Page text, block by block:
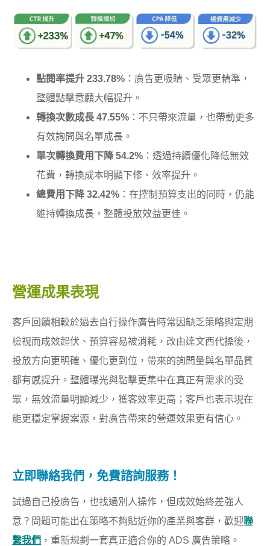
點閱率提升 233.78% ：廣告更吸睛、受眾更精準，
整體點擊意願大幅提升。
轉換次數成長 47.55% ：不只帶來流量，也帶動更多
有效詢問與名單成長。
單次轉換費用下降 54.2% ：透過持續優化降低無效
花費，轉換成本明顯下修、效率提升。
總費用下降 32.42% ：在控制預算支出的同時，仍能
維持轉換成長，整體投放效益更佳。
營運成果表現
客戶回饋相較於過去自行操作廣告時常因缺乏策略與定期
檢視而成效起伏、預算容易被消耗，改由達文西代操後，
投放方向更明確、優化更到位，帶來的詢問量與名單品質
都有感提升。整體曝光與點擊更集中在真正有需求的受
眾，無效流量明顯減少，獲客效率更高；客戶也表示現在
能更穩定掌握案源，對廣告帶來的營運效果更有信心。
立即聯絡我們，免費諮詢服務！
試過自己投廣告，也找過別人操作，但成效始終差強人
意？問題可能出在策略不夠貼近你的產業與客群，歡迎聯
繫我們 ，重新規劃一套真正適合你的 ADS 廣告策略。